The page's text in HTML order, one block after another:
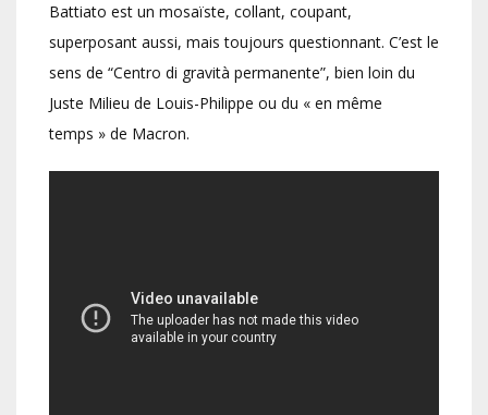
Battiato est un mosaïste, collant, coupant,
superposant aussi, mais toujours questionnant. C’est le
sens de “Centro di gravità permanente”, bien loin du
Juste Milieu de Louis-Philippe ou du « en même
temps » de Macron.